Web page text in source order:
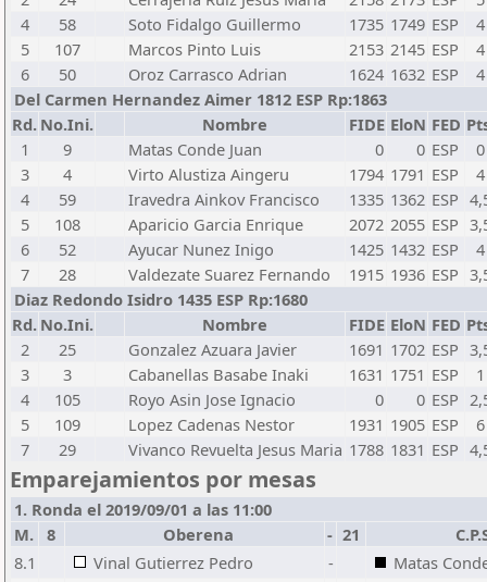
4
58 Soto Fidalgo Guillermo 1735 1749 ESP
4
5
107 Marcos Pinto Luis 2153 2145 ESP
4
6
50 Oroz Carrasco Adrian 1624 1632 ESP
4
Del Carmen Hernandez Aimer 1812 ESP Rp:1863
Rd. No.Ini. Nombre FIDE EloN FED
1
9 Matas Conde Juan 0 0 ESP
0
3
4 Virto Alustiza Aingeru 1794 1791 ESP
4
4
59 Iravedra Ainkov Francisco 1335 1362 ESP
5
108 Aparicio Garcia Enrique 2072 2055 ESP
6
52 Ayucar Nunez Inigo 1425 1432 ESP
4
7
28 Valdezate Suarez Fernando 1915 1936 ESP
Diaz Redondo Isidro 1435 ESP Rp:1680
Rd. No.Ini. Nombre FIDE EloN FED
2
25 Gonzalez Azuara Javier 1691 1702 ESP
3
3 Cabanellas Basabe Inaki 1631 1751 ESP
1
4
105 Royo Asin Jose Ignacio 0 0 ESP
5
109 Lopez Cadenas Nestor 1931 1905 ESP
6
7
29 Vivanco Revuelta Jesus Maria 1788 1831 ESP
Emparejamientos por mesas
1. Ronda el 2019/09/01 a las 11:00
M.
8 Oberena - 21
8.1
Vinal Gutierrez Pedro -
Matas